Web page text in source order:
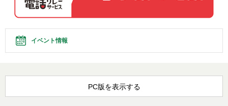
イベント情報
PC版を表示する